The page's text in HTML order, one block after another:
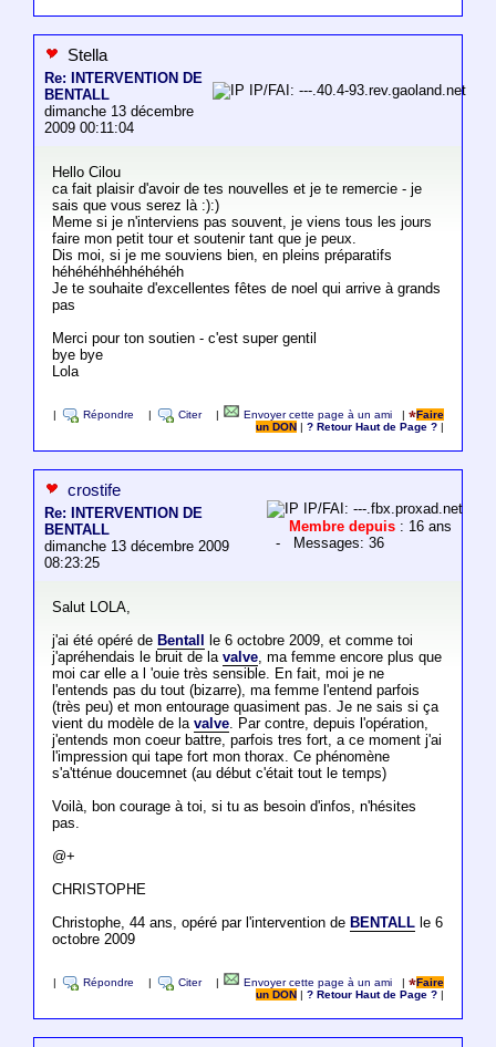
Stella
Re: INTERVENTION DE
BENTALL
dimanche 13 décembre
2009 00:11:04
IP/FAI: ---.40.4-93.rev.gaoland.net
Hello Cilou
ca fait plaisir d'avoir de tes nouvelles et je te remercie - je
sais que vous serez là :):)
Meme si je n'interviens pas souvent, je viens tous les jours
faire mon petit tour et soutenir tant que je peux.
Dis moi, si je me souviens bien, en pleins préparatifs
héhéhéhhéhhéhéhéh
Je te souhaite d'excellentes fêtes de noel qui arrive à grands
pas
Merci pour ton soutien - c'est super gentil
bye bye
Lola
Répondre Citer Envoyer cette page à un ami |
Faire
un DON
|? Retour Haut de Page ?
crostife
Re: INTERVENTION DE
BENTALL
dimanche 13 décembre 2009
08:23:25
IP/FAI: ---.fbx.proxad.net
Membre depuis : 16 ans
- Messages: 36
Salut LOLA,
j'ai été opéré de Bentall
le 6 octobre 2009, et comme toi
j'apréhendais le bruit de la valve, ma femme encore plus que
moi car elle a l 'ouie très sensible. En fait, moi je ne
l'entends pas du tout (bizarre), ma femme l'entend parfois
(très peu) et mon entourage quasiment pas. Je ne sais si ça
vient du modèle de la valve. Par contre, depuis l'opération,
j'entends mon coeur battre, parfois tres fort, a ce moment j'ai
l'impression qui tape fort mon thorax. Ce phénomène
s'a'tténue doucemnet (au début c'était tout le temps)
Voilà, bon courage à toi, si tu as besoin d'infos, n'hésites
pas.
@+
CHRISTOPHE
Christophe, 44 ans, opéré par l'intervention de BENTALLle 6
octobre 2009
Répondre Citer Envoyer cette page à un ami |
Faire
un DON
|? Retour Haut de Page ?